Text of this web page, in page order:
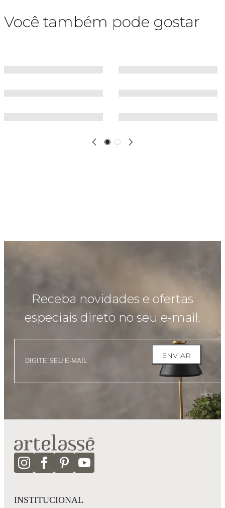
Você também pode gostar
Receba novidades e ofertas
especiais direto no seu e-mail.
ENVIAR
INSTITUCIONAL